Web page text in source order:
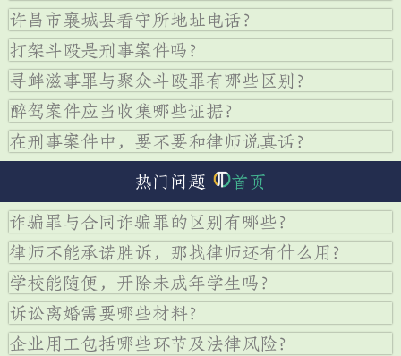
许昌市襄城县看守所地址电话？
打架斗殴是刑事案件吗？
寻衅滋事罪与聚众斗殴罪有哪些区别？
醉驾案件应当收集哪些证据？
在刑事案件中，要不要和律师说真话？
热门问题 首页
诈骗罪与合同诈骗罪的区别有哪些？
律师不能承诺胜诉，那找律师还有什么用？
学校能随便，开除未成年学生吗？
诉讼离婚需要哪些材料？
企业用工包括哪些环节及法律风险？